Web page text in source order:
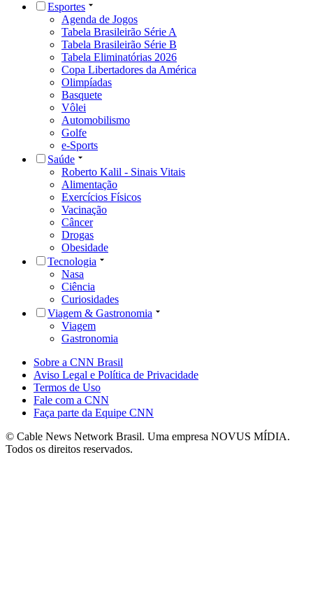
Esportes
Agenda de Jogos
Tabela Brasileirão Série A
Tabela Brasileirão Série B
Tabela Eliminatórias 2026
Copa Libertadores da América
Olimpíadas
Basquete
Vôlei
Automobilismo
Golfe
e-Sports
Saúde
Roberto Kalil - Sinais Vitais
Alimentação
Exercícios Físicos
Vacinação
Câncer
Drogas
Obesidade
Tecnologia
Nasa
Ciência
Curiosidades
Viagem & Gastronomia
Viagem
Gastronomia
Sobre a CNN Brasil
Aviso Legal e Política de Privacidade
Termos de Uso
Fale com a CNN
Faça parte da Equipe CNN
© Cable News Network Brasil. Uma empresa NOVUS MÍDIA.
Todos os direitos reservados.